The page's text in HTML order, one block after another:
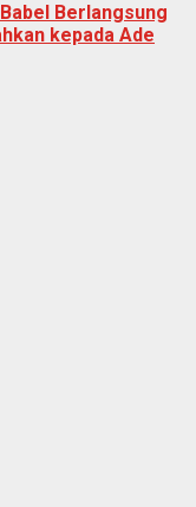
Berlangsung
kepada Ade